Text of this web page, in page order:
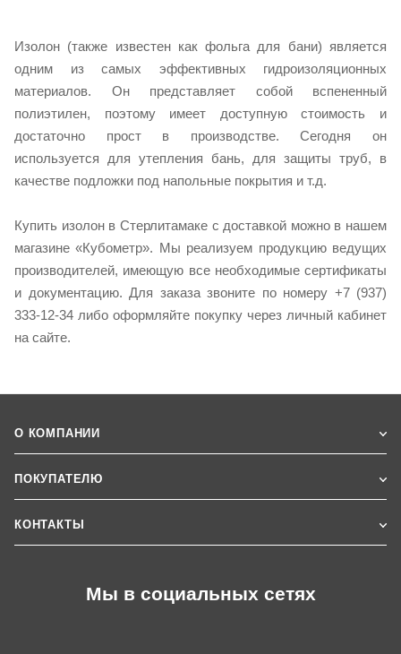
Изолон (также известен как фольга для бани) является
одним из самых эффективных гидроизоляционных
материалов. Он представляет собой вспененный
полиэтилен, поэтому имеет доступную стоимость и
достаточно прост в производстве. Сегодня он
используется для утепления бань, для защиты труб, в
качестве подложки под напольные покрытия и т.д.
Купить изолон в Стерлитамаке с доставкой можно в нашем
магазине «Кубометр». Мы реализуем продукцию ведущих
производителей, имеющую все необходимые сертификаты
и документацию. Для заказа звоните по номеру +7 (937)
333-12-34 либо оформляйте покупку через личный кабинет
на сайте.
О КОМПАНИИ
ПОКУПАТЕЛЮ
КОНТАКТЫ
Мы в социальных сетях